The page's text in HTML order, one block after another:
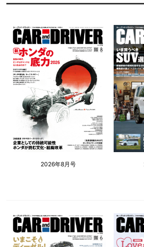
2026年8月号